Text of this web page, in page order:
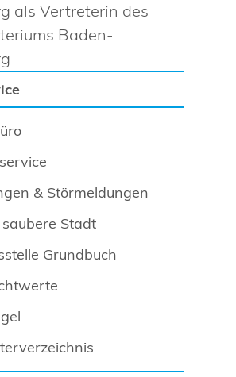
& Störmeldungen
Stadt
Grundbuch
als Vertreterin des
Baden-